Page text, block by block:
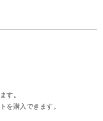
す。
を購入できます。